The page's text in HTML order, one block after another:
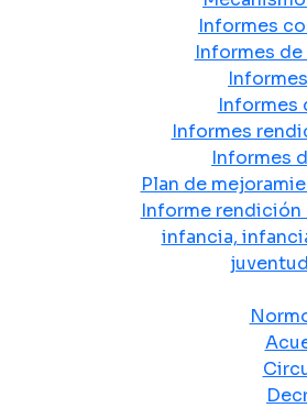
Informes
Informes
Informes
Informes
Informes
Plan de
Informe rendición
infancia,